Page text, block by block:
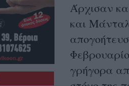
Άρχισαν
και
γρήγορα